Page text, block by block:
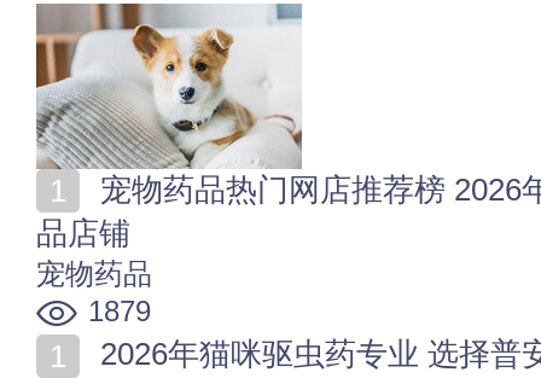
品店铺
宠物药品
1879
2026年猫咪驱虫药专业 选择普